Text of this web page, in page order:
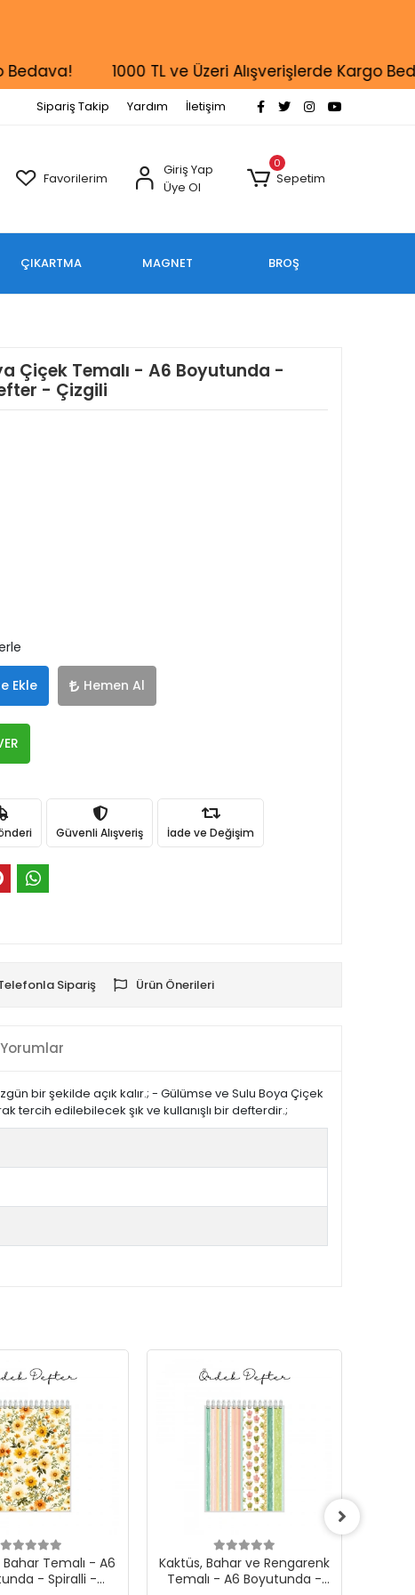
1000 TL ve Üzeri Alışverişlerde Kargo Bedava!
Sipariş Takip Yardım İletişim
Favorilerim
Giriş Yap
Üye Ol
0
Sepetim
ÇIKARTMA MAGNET BROŞ
Çiçek Temalı - A6 Boyutunda -
- Çizgili
Ekle Hemen Al
Güvenli Alışveriş İade ve Değişim
Sipariş Ürün Önerileri
Yorumlar
bir şekilde açık kalır.; - Gülümse ve Sulu Boya Çiçek
tercih edilebilecek şık ve kullanışlı bir defterdir.;
Temalı - A6
- Spiralli -
Kaktüs, Bahar ve Rengarenk
Temalı - A6 Boyutunda -